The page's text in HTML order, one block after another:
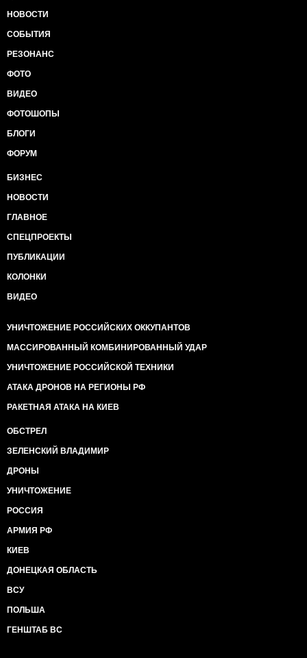
НОВОСТИ
СОБЫТИЯ
РЕЗОНАНС
ФОТО
ВИДЕО
ФОТОШОПЫ
БЛОГИ
ФОРУМ
БИЗНЕС
НОВОСТИ
ГЛАВНОЕ
СПЕЦПРОЕКТЫ
ПУБЛИКАЦИИ
КОЛОНКИ
ВИДЕО
УНИЧТОЖЕНИЕ РОССИЙСКИХ ОККУПАНТОВ
МАССИРОВАННЫЙ КОМБИНИРОВАННЫЙ УДАР
УНИЧТОЖЕНИЕ РОССИЙСКОЙ ТЕХНИКИ
АТАКА ДРОНОВ НА РЕГИОНЫ РФ
РАКЕТНАЯ АТАКА НА КИЕВ
ОБСТРЕЛ
ЗЕЛЕНСКИЙ ВЛАДИМИР
ДРОНЫ
УНИЧТОЖЕНИЕ
РОССИЯ
АРМИЯ РФ
КИЕВ
ДОНЕЦКАЯ ОБЛАСТЬ
ВСУ
ПОЛЬША
ГЕНШТАБ ВС